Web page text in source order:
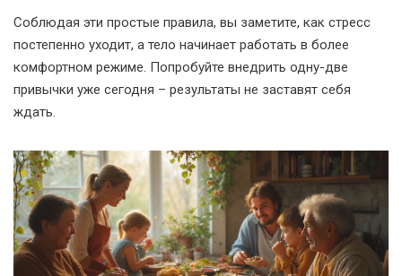
Соблюдая эти простые правила, вы заметите, как стресс
постепенно уходит, а тело начинает работать в более
комфортном режиме. Попробуйте внедрить одну-две
привычки уже сегодня – результаты не заставят себя
ждать.